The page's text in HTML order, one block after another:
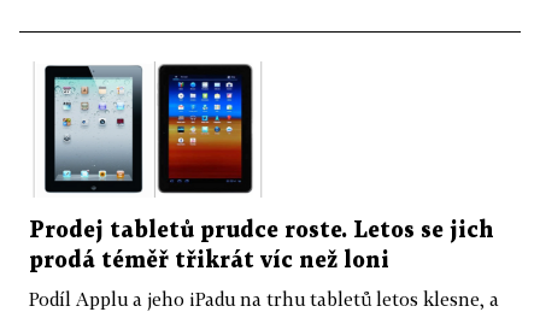
Prodej tabletů prudce roste. Letos se jich
prodá téměř třikrát víc než loni
Podíl Applu a jeho iPadu na trhu tabletů letos klesne, a